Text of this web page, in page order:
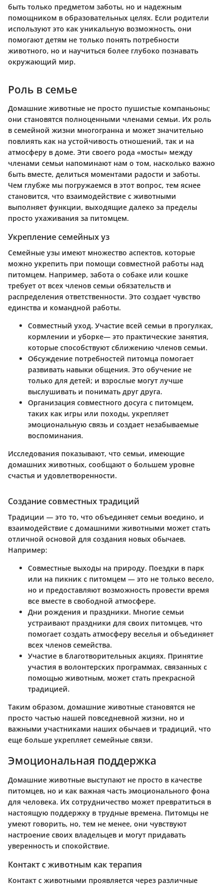
быть только предметом заботы, но и надежным
помощником в образовательных целях. Если родители
используют это как уникальную возможность, они
помогают детям не только понять потребности
животного, но и научиться более глубоко познавать
окружающий мир.
Роль в семье
Домашние животные не просто пушистые компаньоны;
они становятся полноценными членами семьи. Их роль
в семейной жизни многогранна и может значительно
повлиять как на устойчивость отношений, так и на
атмосферу в доме. Эти своего рода «мосты» между
членами семьи напоминают нам о том, насколько важно
быть вместе, делиться моментами радости и заботы.
Чем глубже мы погружаемся в этот вопрос, тем яснее
становится, что взаимодействие с животными
выполняет функции, выходящие далеко за пределы
просто ухаживания за питомцем.
Укрепление семейных уз
Семейные узы имеют множество аспектов, которые
можно укрепить при помощи совместной работы над
питомцем. Например, забота о собаке или кошке
требует от всех членов семьи обязательств и
распределения ответственности. Это создает чувство
единства и командной работы.
Совместный уход. Участие всей семьи в прогулках,
кормлении и уборке— это практические занятия,
которые способствуют сближению членов семьи.
Обсуждение потребностей питомца помогает
развивать навыки общения. Это обучение не
только для детей; и взрослые могут лучше
выслушивать и понимать друг друга.
Организация совместного досуга с питомцем,
таких как игры или походы, укрепляет
эмоциональную связь и создает незабываемые
воспоминания.
Исследования показывают, что семьи, имеющие
домашних животных, сообщают о большем уровне
счастья и удовлетворенности.
Создание совместных традиций
Традиции — это то, что объединяет семьи воедино, и
взаимодействие с домашними животными может стать
отличной основой для создания новых обычаев.
Например:
Совместные выходы на природу. Поездки в парк
или на пикник с питомцем — это не только весело,
но и предоставляют возможность провести время
все вместе в свободной атмосфере.
Дни рождения и праздники. Многие семьи
устраивают праздники для своих питомцев, что
помогает создать атмосферу веселья и объединяет
всех членов семейства.
Участие в благотворительных акциях. Принятие
участия в волонтерских программах, связанных с
помощью животным, может стать прекрасной
традицией.
Таким образом, домашние животные становятся не
просто частью нашей повседневной жизни, но и
важными участниками наших обычаев и традиций, что
еще больше укрепляет семейные связи.
Эмоциональная поддержка
Домашние животные выступают не просто в качестве
питомцев, но и как важная часть эмоционального фона
для человека. Их сотрудничество может превратиться в
настоящую поддержку в трудные времена. Питомцы не
умеют говорить, но, тем не менее, они чувствуют
настроение своих владельцев и могут придавать
уверенность и спокойствие.
Контакт с животным как терапия
Контакт с животными проявляется через различные